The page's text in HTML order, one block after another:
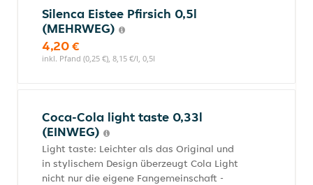
Silenca Eistee Pfirsich 0,5l
(MEHRWEG)
4,20 €
inkl. Pfand (0,25 €), 8,15 €/l, 0,5l
Coca-Cola light taste 0,33l
(EINWEG)
Light taste: Leichter als das Original und
in stylischem Design überzeugt Cola Light
nicht nur die eigene Fangemeinschaft -